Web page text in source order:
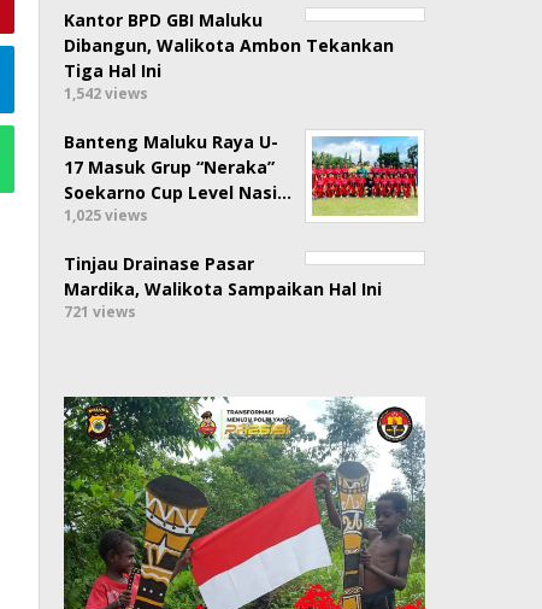
Kantor BPD GBI Maluku
Dibangun, Walikota Ambon Tekankan
Tiga Hal Ini
1,542 views
Banteng Maluku Raya U-
17 Masuk Grup “Neraka”
Soekarno Cup Level Nasi…
1,025 views
Tinjau Drainase Pasar
Mardika, Walikota Sampaikan Hal Ini
721 views